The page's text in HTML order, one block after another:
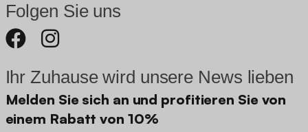
Folgen Sie uns
Ihr Zuhause wird unsere News lieben
Melden Sie sich an und profitieren Sie von
einem Rabatt von 10%